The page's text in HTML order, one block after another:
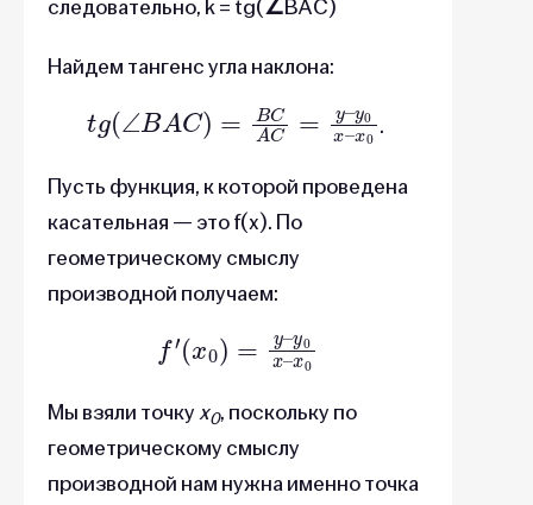
следовательно, k = tg(∠BAC)
Найдем тангенс угла наклона:
tg(∠ BAC BCA y–
y0 0
.
Пусть функция, к которой проведена
касательная — это f(x). По
геометрическому смыслу
производной получаем:
f′(x = y0x–
x
Мы взяли точку х0, поскольку по
геометрическому смыслу
производной нам нужна именно точка